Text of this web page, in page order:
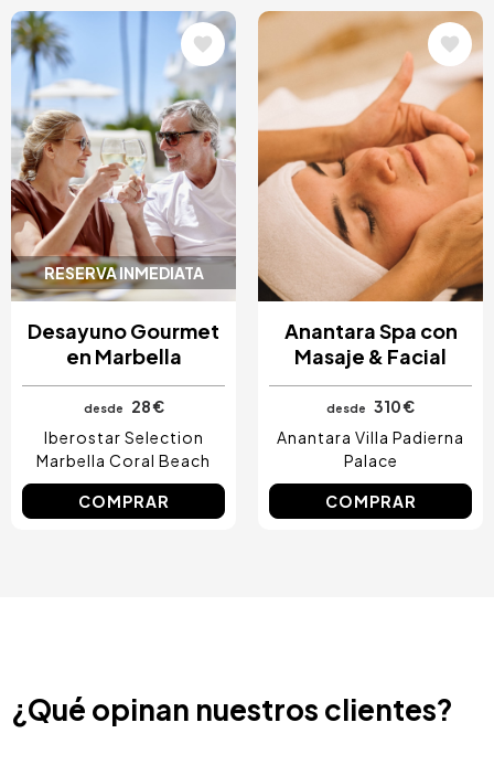
RESERVA INMEDIATA
Image
Desayuno Gourmet
en Marbella
desde
28 €
Iberostar Selection
Marbella Coral Beach
COMPRAR
Image
Anantara Spa con
Masaje & Facial
desde
310 €
Anantara Villa Padierna
Palace
COMPRAR
¿Qué opinan nuestros clientes?